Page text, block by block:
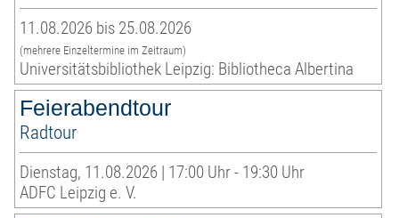
11.08.2026 bis 25.08.2026
(mehrere Einzeltermine im Zeitraum)
Universitätsbibliothek Leipzig: Bibliotheca Albertina
Feierabendtour
Radtour
Dienstag, 11.08.2026 | 17:00 Uhr - 19:30 Uhr
ADFC Leipzig e. V.